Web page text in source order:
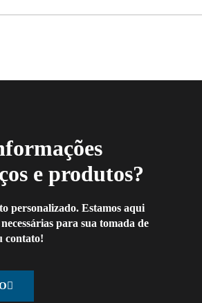
e produtos?
personalizado. Estamos aqui
para sua tomada de
contato!